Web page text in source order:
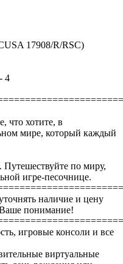
17908/R/RSC)
4
что хотите, в
мире, который каждый
по миру,
игре-песочнице.
наличие и цену
Ваше понимание!
игровые консоли и все
виртуальные